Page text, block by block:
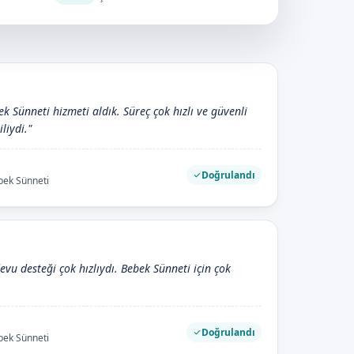
Sünneti hizmeti aldık. Süreç çok hızlı ve güvenli
Sünneti Doğrulandı
desteği çok hızlıydı. Bebek Sünneti için çok
Sünneti Doğrulandı